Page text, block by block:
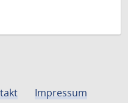
Impressum